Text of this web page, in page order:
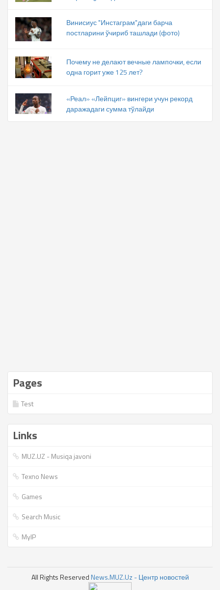
Винисиус "Инстаграм"даги барча
постларини ўчириб ташлади (фото)
Почему не делают вечные лампочки, если
одна горит уже 125 лет?
«Реал» «Лейпциг» вингери учун рекорд
даражадаги сумма тўлайди
Pages
Test
Links
MUZ.UZ - Musiqa javoni
Texno News
Games
Search Music
MyIP
All Rights ReservedNews.MUZ.Uz - Центр новостей